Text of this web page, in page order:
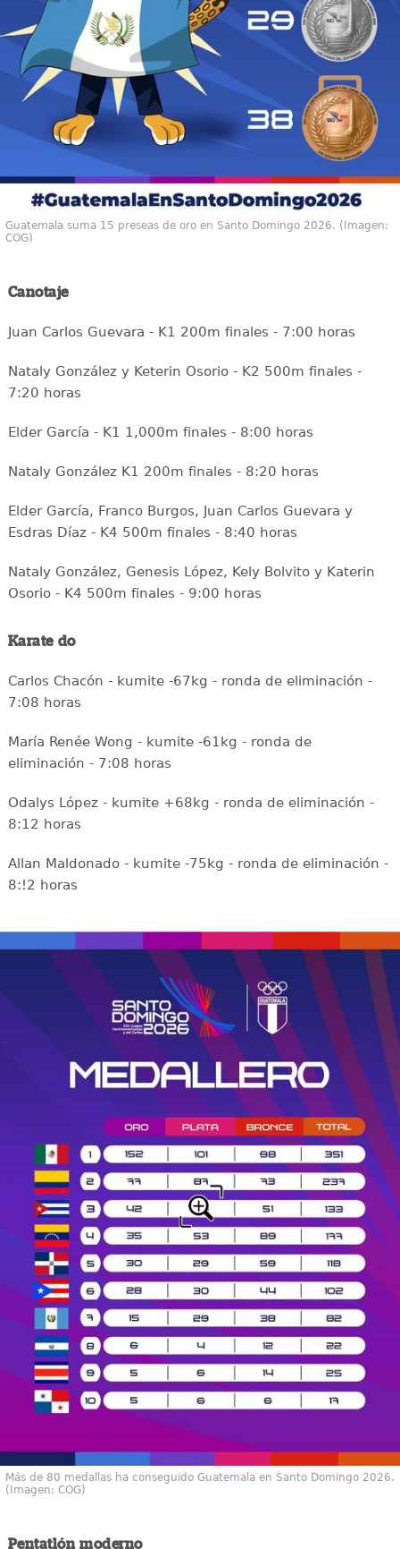
Guatemala suma 15 preseas de oro en Santo Domingo 2026. (Imagen:
COG)
Canotaje
Juan Carlos Guevara - K1 200m finales - 7:00 horas
Nataly González y Keterin Osorio - K2 500m finales -
7:20 horas
Elder García - K1 1,000m finales - 8:00 horas
Nataly González K1 200m finales - 8:20 horas
Elder García, Franco Burgos, Juan Carlos Guevara y
Esdras Díaz - K4 500m finales - 8:40 horas
Nataly González, Genesis López, Kely Bolvito y Katerin
Osorio - K4 500m finales - 9:00 horas
Karate do
Carlos Chacón - kumite -67kg - ronda de eliminación -
7:08 horas
María Renée Wong - kumite -61kg - ronda de
eliminación - 7:08 horas
Odalys López - kumite +68kg - ronda de eliminación -
8:12 horas
Allan Maldonado - kumite -75kg - ronda de eliminación -
8:!2 horas
Más de 80 medallas ha conseguido Guatemala en Santo Domingo 2026.
(Imagen: COG)
Pentatlón moderno